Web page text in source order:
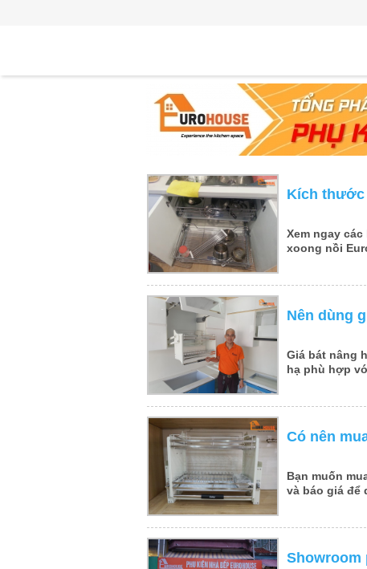
Kích thước
Xem ngay các
xoong nồi
Nên dùng
Giá bát nâng
hạ phù hợp
Có nên
Bạn muốn
và báo giá để
Showroom